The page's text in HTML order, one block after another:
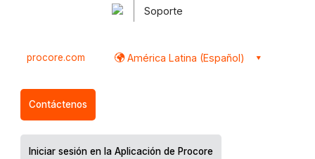
Soporte
procore.com América Latina (Español)
Contáctenos
Iniciar sesión en la Aplicación de Procore